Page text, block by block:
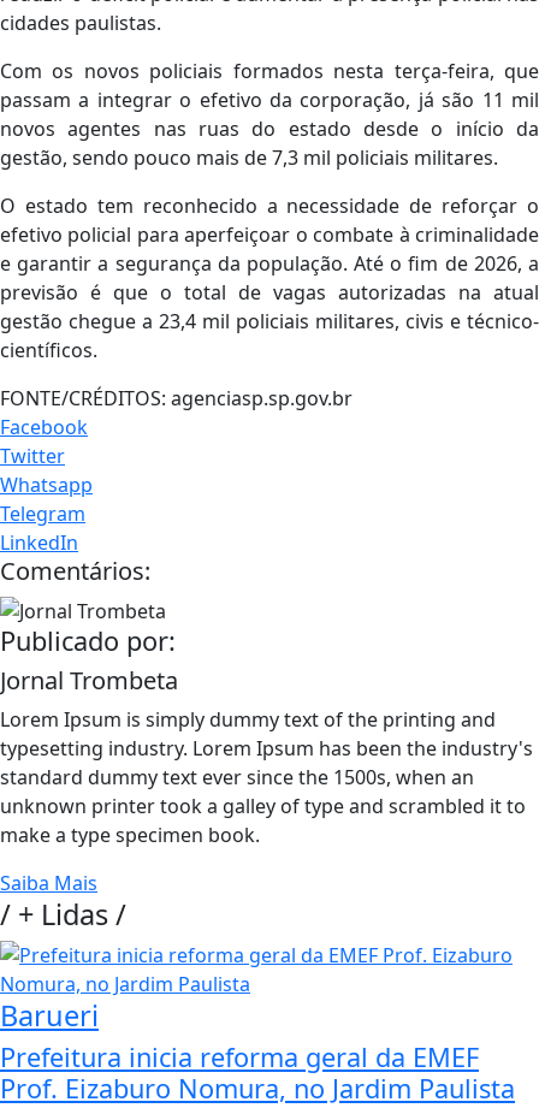
cidades paulistas.
Com os novos policiais formados nesta terça-feira, que
passam a integrar o efetivo da corporação, já são 11 mil
novos agentes nas ruas do estado desde o início da
gestão, sendo pouco mais de 7,3 mil policiais militares.
O estado tem reconhecido a necessidade de reforçar o
efetivo policial para aperfeiçoar o combate à criminalidade
e garantir a segurança da população. Até o fim de 2026, a
previsão é que o total de vagas autorizadas na atual
gestão chegue a 23,4 mil policiais militares, civis e técnico-
científicos.
FONTE/CRÉDITOS: agenciasp.sp.gov.br
Facebook
Twitter
Whatsapp
Telegram
LinkedIn
Comentários:
Publicado por:
Jornal Trombeta
Lorem Ipsum is simply dummy text of the printing and
typesetting industry. Lorem Ipsum has been the industry's
standard dummy text ever since the 1500s, when an
unknown printer took a galley of type and scrambled it to
make a type specimen book.
Saiba Mais
/ + Lidas/
Barueri
Prefeitura inicia reforma geral da EMEF
Prof. Eizaburo Nomura, no Jardim Paulista